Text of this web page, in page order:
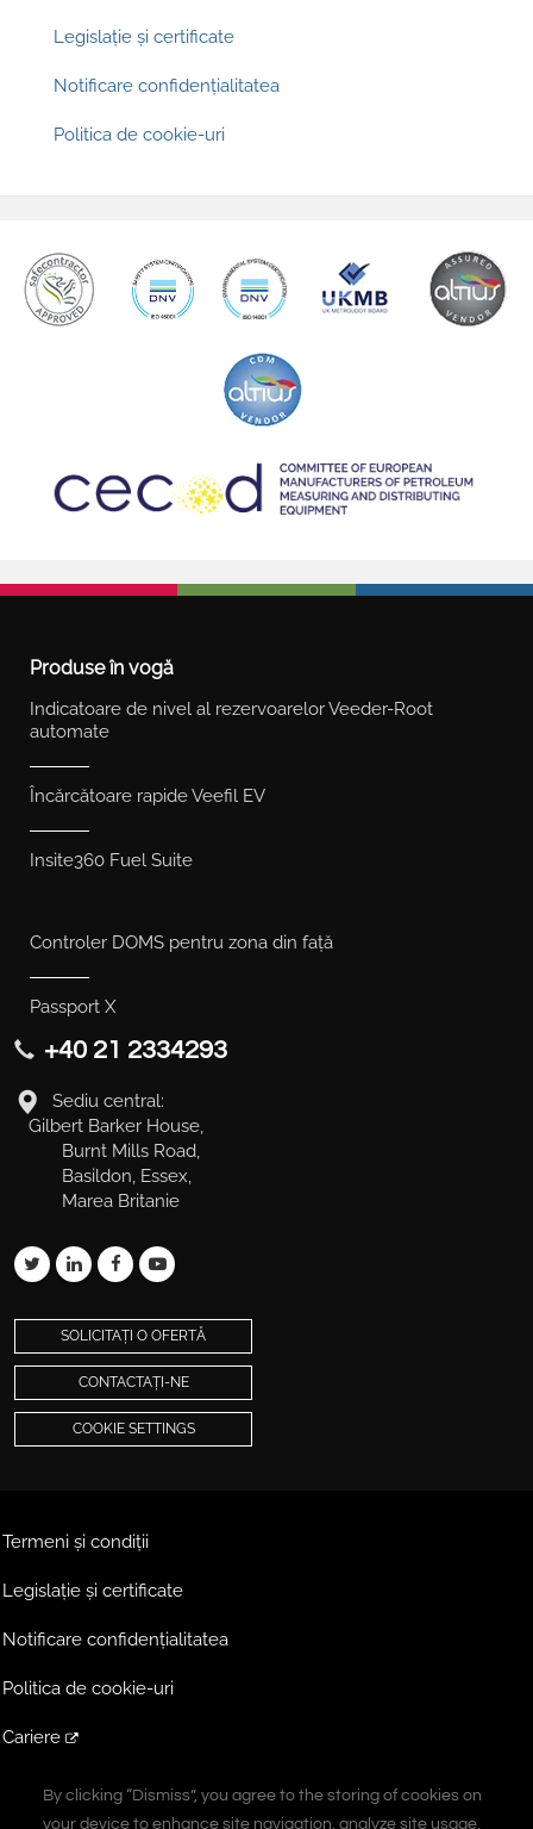
By clicking “Dismiss”, you agree to the storing of cookies on
your device to enhance site navigation, analyze site usage,
By clicking “Dismiss”, you agree to the storing of cookies on
your device to enhance site navigation, analyze site usage,
Legislație și certificate
Notificare confidențialitatea
Politica de cookie-uri
Produse în vogă
Indicatoare de nivel al rezervoarelor Veeder-Root
automate
Încărcătoare rapide Veefil EV
Insite360 Fuel Suite
Controler DOMS pentru zona din față
Passport X
+40 21 2334293
Sediu central:
Gilbert Barker House,
Burnt Mills Road,
Basildon, Essex,
Marea Britanie
SOLICITAȚI O OFERTĂ
CONTACTAȚI-NE
COOKIE SETTINGS
Termeni și condiții
Legislație și certificate
Notificare confidențialitatea
Politica de cookie-uri
Cariere
Extranet